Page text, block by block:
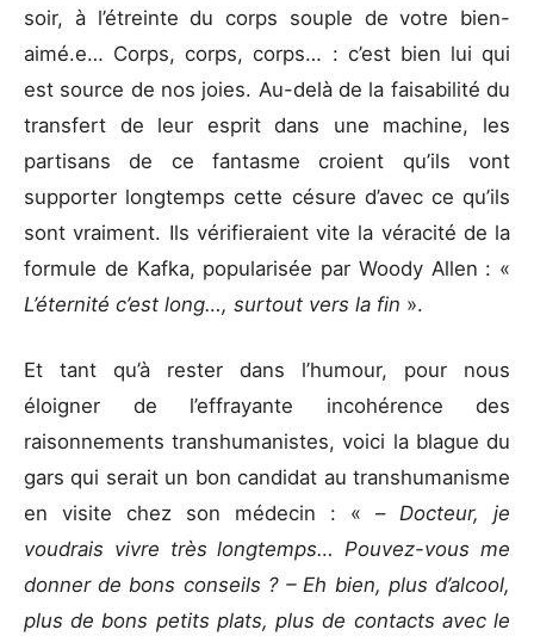
soir, à l’étreinte du corps souple de votre bien-
aimé.e… Corps, corps, corps… : c’est bien lui qui
est source de nos joies. Au-delà de la faisabilité du
transfert de leur esprit dans une machine, les
partisans de ce fantasme croient qu’ils vont
supporter longtemps cette césure d’avec ce qu’ils
sont vraiment. Ils vérifieraient vite la véracité de la
formule de Kafka, popularisée par Woody Allen : «
L’éternité c’est long…, surtout vers la fin ».
Et tant qu’à rester dans l’humour, pour nous
éloigner de l’effrayante incohérence des
raisonnements transhumanistes, voici la blague du
gars qui serait un bon candidat au transhumanisme
en visite chez son médecin : « – Docteur, je
voudrais vivre très longtemps… Pouvez-vous me
donner de bons conseils ? – Eh bien, plus d’alcool,
plus de bons petits plats, plus de contacts avec le